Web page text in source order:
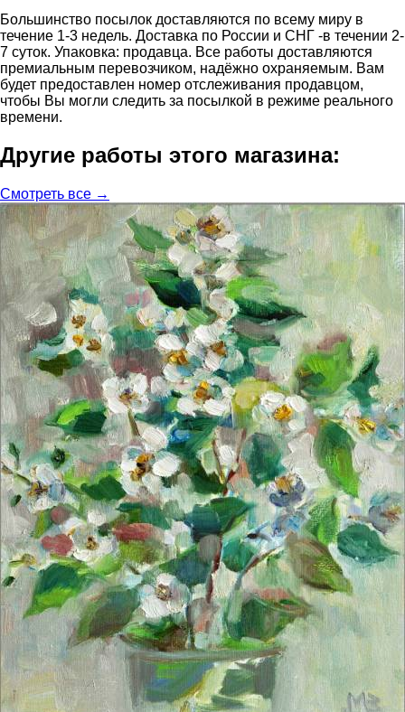
Большинство посылок доставляются по всему миру в
течение 1-3 недель. Доставка по России и СНГ -в течении 2-
7 суток. Упаковка: продавца. Все работы доставляются
премиальным перевозчиком, надёжно охраняемым. Вам
будет предоставлен номер отслеживания продавцом,
чтобы Вы могли следить за посылкой в режиме реального
времени.
Другие работы этого магазина:
Смотреть все →